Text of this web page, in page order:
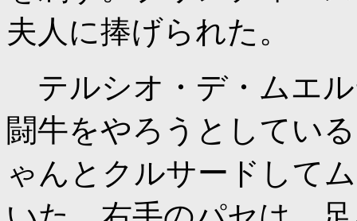
夫人に捧げられた。
テルシオ・デ・ムエ
闘牛をやろうとしてい
ゃんとクルサードして